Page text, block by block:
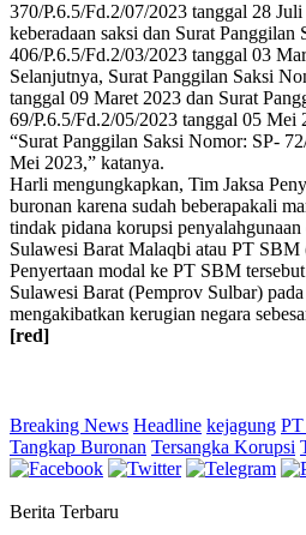
370/P.6.5/Fd.2/07/2023 tanggal 28
keberadaan saksi dan Surat Panggilan
406/P.6.5/Fd.2/03/2023 tanggal 03
‎Selanjutnya, ‎Surat Panggilan Saksi
tanggal 09 Maret 2023 dan Surat
69/P.6.5/Fd.2/05/2023 tanggal 05 Mei
“Surat Panggilan Saksi Nomor: SP-
Mei 2023,” katanya.
Harli mengungkapkan, Tim Jaksa
buronan karena sudah beberapakali
tindak pidana korupsi
Sulawesi Barat Malaqbi atau PT SBM
Penyertaan modal ke PT SBM
Sulawesi Barat (Pemprov Sulbar)
mengakibatkan kerugian negara
[red]
Breaking News Headline kejagung
Tangkap Buronan Tersangka Korupsi
Berita Terbaru